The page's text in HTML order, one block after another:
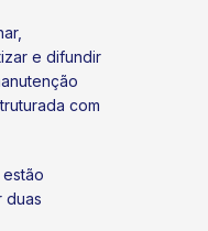
e difundir
com
duas